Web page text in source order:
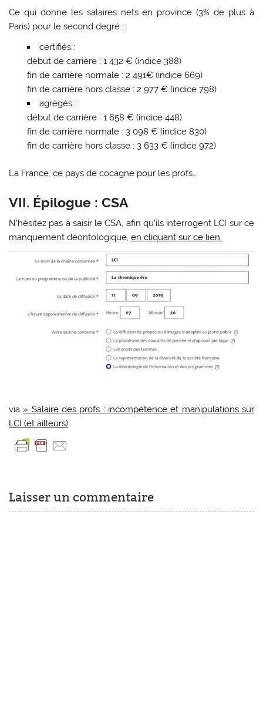
Ce qui donne les salaires nets en province (3% de plus à
Paris) pour le second degré :
certifiés :
début de carrière : 1 432 € (indice 388)
fin de carrière normale : 2 491€ (indice 669)
fin de carrière hors classe : 2 977 € (indice 798)
agrégés :
début de carrière : 1 658 € (indice 448)
fin de carrière normale : 3 098 € (indice 830)
fin de carrière hors classe : 3 633 € (indice 972)
La France, ce pays de cocagne pour les profs…
VII. Épilogue : CSA
N’hésitez pas à saisir le CSA, afin qu’ils interrogent LCI sur ce
manquement déontologique,en cliquant sur ce lien.
via » Salaire des profs : incompétence et manipulations sur
LCI (et ailleurs)
Laisser un commentaire